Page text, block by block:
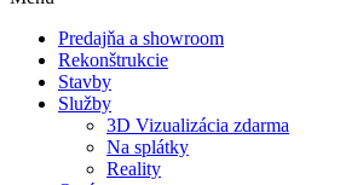
Predajňa a showroom
Rekonštrukcie
Stavby
Služby
3D Vizualizácia zdarma
Na splátky
Reality